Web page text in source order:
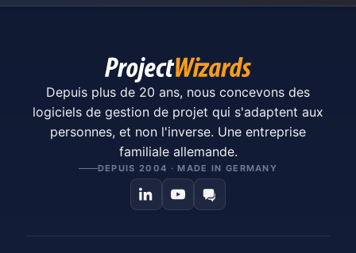
Depuis plus de 20 ans, nous concevons des
logiciels de gestion de projet qui s'adaptent aux
personnes, et non l'inverse. Une entreprise
familiale allemande.
DEPUIS 2004 · MADE IN GERMANY